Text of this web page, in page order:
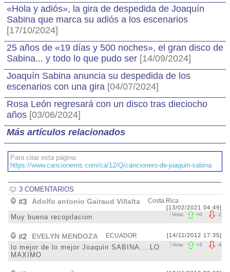
«Hola y adiós», la gira de despedida de Joaquín
Sabina que marca su adiós a los escenarios
[17/10/2024]
25 años de «19 días y 500 noches», el gran disco de
Sabina... y todo lo que pudo ser [14/09/2024]
Joaquín Sabina anuncia su despedida de los
escenarios con una gira [04/07/2024]
Rosa León regresará con un disco tras dieciocho
años [03/06/2024]
Más artículos relacionados
Para citar esta página:
https://www.cancioneros.com/ca/12/Q/cancionero-de-joaquin-sabina
3 COMENTARIOS
#3 Adolfo antonio Gairaud Villalta Costa Rica
[13/02/2021 04:49]
-2
Vota: +0
Muy buena recopilacion
#2 EVELYN MENDOZA ECUADOR [14/11/2012 17:35]
-4
Vota: +3
lo mejor de lo mejor Joaquin SABINA....LO
MAXIMO